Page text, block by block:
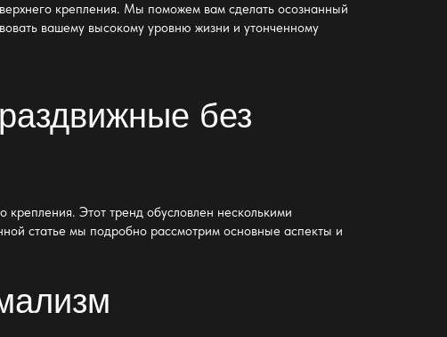
крепления. Мы поможем вам сделать осознанный
вашему высокому уровню жизни и утонченному
без
крепления. Этот тренд обусловлен несколькими
статье мы подробно рассмотрим основные аспекты и